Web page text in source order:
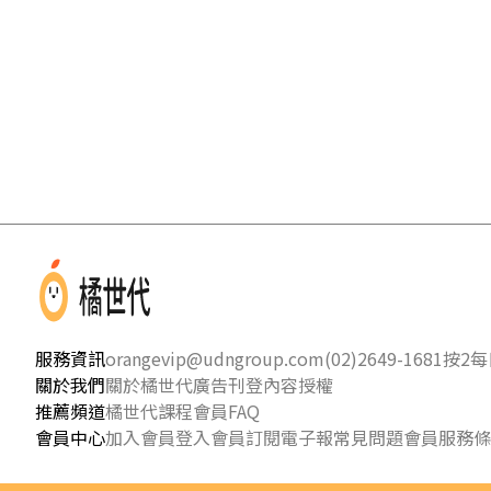
服務資訊orangevip@udngroup.com(02)2649-1681按2
關於我們關於橘世代廣告刊登內容授權
推薦頻道橘世代課程會員FAQ
會員中心加入會員登入會員訂閱電子報常見問題會員服務